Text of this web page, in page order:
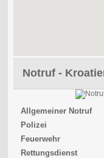
Notruf -
Allgemeiner Notruf
Polizei
Feuerwehr
Rettungsdienst